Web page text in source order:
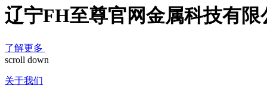
辽宁FH至尊官网金属科技有限
了解更多
scroll down
关于我们